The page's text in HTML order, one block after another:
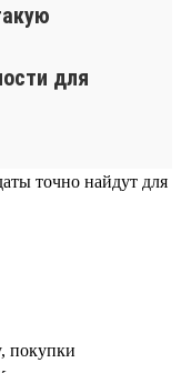
для
точно найдут для
покупки